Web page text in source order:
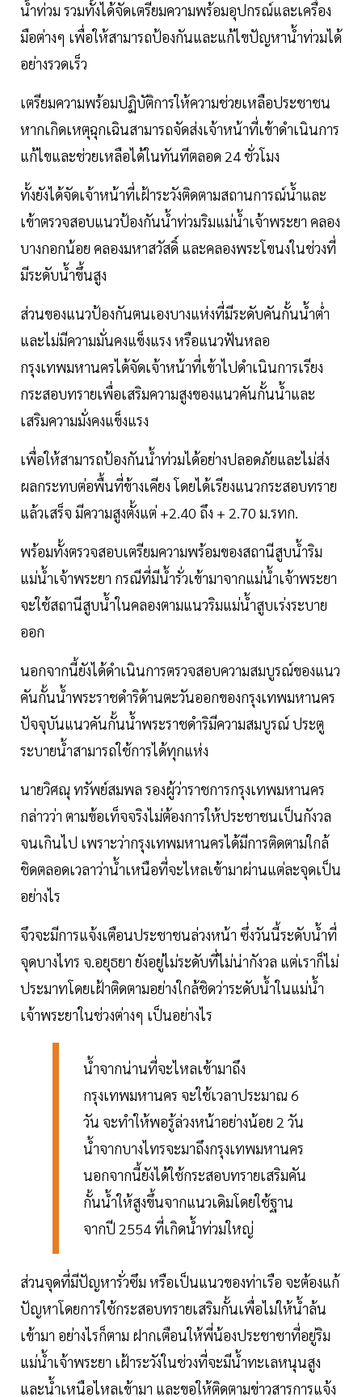
น้ำท่วม รวมทั้งได้จัดเตรียมความพร้อมอุปกรณ์และเครื่อง
มือต่างๆ เพื่อให้สามารถป้องกันและแก้ไขปัญหาน้ำท่วมได้
อย่างรวดเร็ว
เตรียมความพร้อมปฏิบัติการให้ความช่วยเหลือประชาชน
หากเกิดเหตุฉุกเฉินสามารถจัดส่งเจ้าหน้าที่เข้าดำเนินการ
แก้ไขและช่วยเหลือได้ในทันทีตลอด 24 ชั่วโมง
ทั้งยังได้จัดเจ้าหน้าที่เฝ้าระวังติดตามสถานการณ์น้ำและ
เข้าตรวจสอบแนวป้องกันน้ำท่วมริมแม่น้ำเจ้าพระยา คลอง
บางกอกน้อย คลองมหาสวัสดิ์ และคลองพระโขนงในช่วงที่
มีระดับน้ำขึ้นสูง
ส่วนของแนวป้องกันตนเองบางแห่งที่มีระดับคันกั้นน้ำต่ำ
และไม่มีความมั่นคงแข็งแรง หรือแนวฟันหลอ
กรุงเทพมหานครได้จัดเจ้าหน้าที่เข้าไปดำเนินการเรียง
กระสอบทรายเพื่อเสริมความสูงของแนวคันกั้นน้ำและ
เสริมความมั่งคงแข็งแรง
เพื่อให้สามารถป้องกันน้ำท่วมได้อย่างปลอดภัยและไม่ส่ง
ผลกระทบต่อพื้นที่ข้างเคียง โดยได้เรียงแนวกระสอบทราย
แล้วเสร็จ มีความสูงตั้งแต่ +2.40 ถึง + 2.70 ม.รทก.
พร้อมทั้งตรวจสอบเตรียมความพร้อมของสถานีสูบน้ำริม
แม่น้ำเจ้าพระยา กรณีที่มีน้ำรั่วเข้ามาจากแม่น้ำเจ้าพระยา
จะใช้สถานีสูบน้ำในคลองตามแนวริมแม่น้ำสูบเร่งระบาย
ออก
นอกจากนี้ยังได้ดำเนินการตรวจสอบความสมบูรณ์ของแนว
คันกั้นน้ำพระราชดำริด้านตะวันออกของกรุงเทพมหานคร
ปัจจุบันแนวคันกั้นน้ำพระราชดำริมีความสมบูรณ์ ประตู
ระบายน้ำสามารถใช้การได้ทุกแห่ง
นายวิศณุ ทรัพย์สมพล รองผู้ว่าราชการกรุงเทพมหานคร
กล่าวว่า ตามข้อเท็จจริงไม่ต้องการให้ประชาชนเป็นกังวล
จนเกินไป เพราะว่ากรุงเทพมหานครได้มีการติดตามใกล้
ชิดตลอดเวลาว่าน้ำเหนือที่จะไหลเข้ามาผ่านแต่ละจุดเป็น
อย่างไร
จึวจะมีการแจ้งเตือนประชาชนล่วงหน้า ซึ่งวันนี้ระดับน้ำที่
จุดบางไทร จ.อยุธยา ยังอยู่ไม่ระดับที่ไม่น่ากังวล แต่เราก็ไม่
ประมาทโดยเฝ้าติดตามอย่างใกล้ชิดว่าระดับน้ำในแม่น้ำ
เจ้าพระยาในช่วงต่างๆ เป็นอย่างไร
น้ำจากน่านที่จะไหลเข้ามาถึง
กรุงเทพมหานคร จะใช้เวลาประมาณ 6
วัน จะทำให้พอรู้ล่วงหน้าอย่างน้อย 2 วัน
น้ำจากบางไทรจะมาถึงกรุงเทพมหานคร
นอกจากนี้ยังได้ใช้กระสอบทรายเสริมคัน
กั้นน้ำให้สูงขึ้นจากแนวเดิมโดยใช้ฐาน
จากปี 2554 ที่เกิดน้ำท่วมใหญ่
ส่วนจุดที่มีปัญหารั่วซึม หรือเป็นแนวของท่าเรือ จะต้องแก้
ปัญหาโดยการใช้กระสอบทรายเสริมกั้นเพื่อไม่ให้น้ำล้น
เข้ามา อย่างไรก็ตาม ฝากเตือนให้พี่น้องประชาชาที่อยู่ริม
แม่น้ำเจ้าพระยา เฝ้าระวังในช่วงที่จะมีน้ำทะเลหนุนสูง
และน้ำเหนือไหลเข้ามา และขอให้ติดตามข่าวสารการแจ้ง